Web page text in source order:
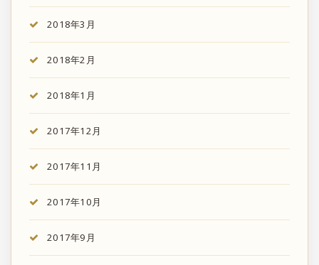
2018年3月
2018年2月
2018年1月
2017年12月
2017年11月
2017年10月
2017年9月